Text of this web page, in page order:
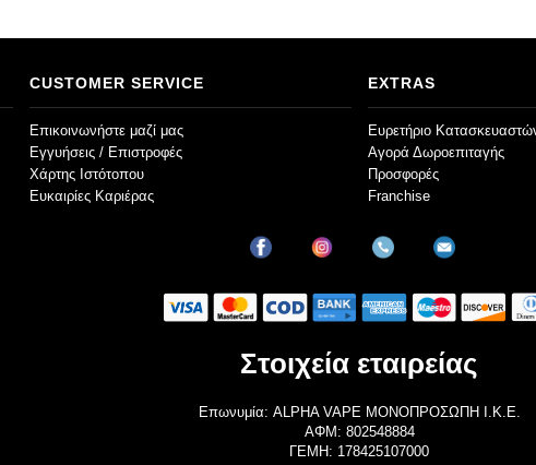
CUSTOMER SERVICE
Επικοινωνήστε μαζί μας
Εγγυήσεις / Επιστροφές
Χάρτης Ιστότοπου
Ευκαιρίες Καριέρας
EXTRAS
Ευρετήριο
Αγορά Δωροεπιταγής
Προσφορές
Franchise
Στοιχεία εταιρείας
Επωνυμία: ALPHA VAPE ΜΟΝΟΠΡΟΣΩΠΗ Ι.Κ.Ε.
ΑΦΜ: 802548884
ΓΕΜΗ: 178425107000